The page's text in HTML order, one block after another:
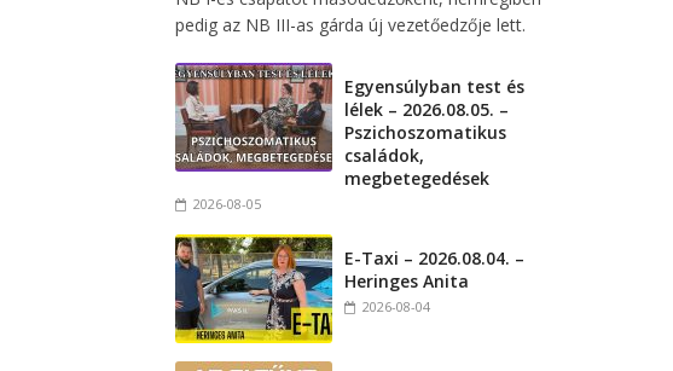
pedig az NB III-as gárda új vezetőedzője lett.
Egyensúlyban test és
lélek – 2026.08.05. –
Pszichoszomatikus
családok,
megbetegedések
2026-08-05
E-Taxi – 2026.08.04. –
Heringes Anita
2026-08-04